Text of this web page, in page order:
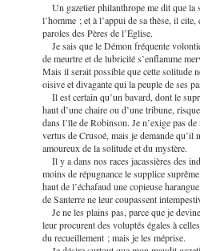
Un gazetier philanthrope me dit que la
l’homme ; et à l’appui de sa thèse, il
paroles des Pères de l’Église.
Je sais que le Démon fréquente
de meurtre et de lubricité s’enflamme
Mais il serait possible que cette solitude
oisive et divagante qui la peuple de ses
Il est certain qu’un bavard, dont le
haut d’une chaire ou d’une tribune,
dans l’île de Robinson. Je n’exige pas
vertus de Crusoé, mais je demande qu’il
amoureux de la solitude et du mystère.
Il y a dans nos races jacassières des
moins de répugnance le supplice
haut de l’échafaud une copieuse
de Santerre ne leur coupassent
Je ne les plains pas, parce que je
leur procurent des voluptés égales à
du recueillement ; mais je les méprise.